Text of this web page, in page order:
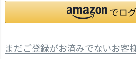
まだご登録がお済みでないお客